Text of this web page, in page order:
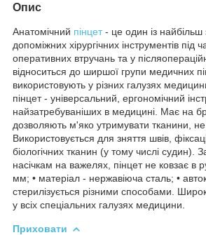
Опис
Анатомічний пінцет- це один із найбільш
допоміжних хірургічних інструментів під
оперативних втручань та у
відноситься до ширшої групи медичних
використовують у різних галузях
пінцет - універсальний, ергономічний
найзатребуваніших в медицині. Має на
дозволяють м'яко утримувати тканини,
Використовується для зняття швів,
біологічних тканин (у тому числі судин).
насічкам на важелях, пінцет не ковзає в
мм; • матеріал - нержавіюча сталь; •
стерилізується різними способами.
у всіх спеціальних галузях медицини.
Приховати